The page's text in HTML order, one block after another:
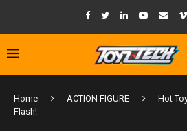
Home ACTION FIGURE
Hot
Flash!